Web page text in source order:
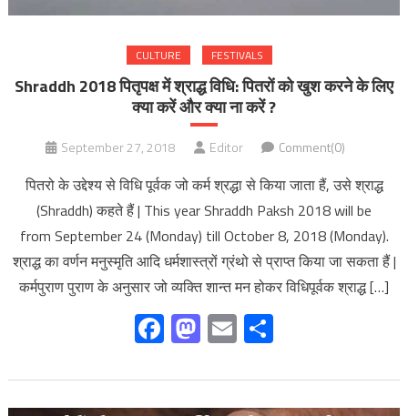
CULTURE FESTIVALS
Shraddh 2018 पितृपक्ष में श्राद्ध विधि: पितरों को खुश करने के लिए
क्या करें और क्या ना करें ?
September 27, 2018 Editor Comment(0)
पितरो के उद्देश्य से विधि पूर्वक जो कर्म श्रद्धा से किया जाता हैं, उसे श्राद्ध
(Shraddh) कहते हैं | This year Shraddh Paksh 2018 will be
from September 24 (Monday) till October 8, 2018 (Monday).
श्राद्ध का वर्णन मनुस्मृति आदि धर्मशास्त्रों ग्रंथो से प्राप्त किया जा सकता हैं |
कर्मपुराण पुराण के अनुसार जो व्यक्ति शान्त मन होकर विधिपूर्वक श्राद्ध […]
Facebook
Mastodon
Email